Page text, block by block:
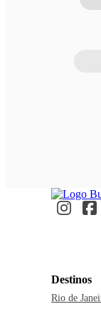
Destinos
Rio de